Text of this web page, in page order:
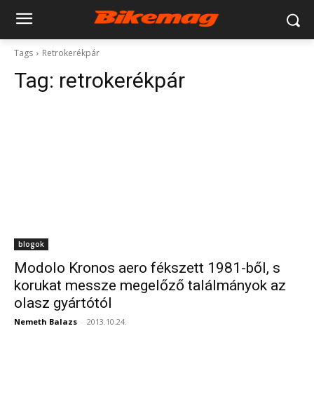
Tags Retrokerékpár
Tag: retrokerékpár
blogok
Modolo Kronos aero fékszett 1981-ből, s
korukat messze megelőző találmányok az
olasz gyártótól
Nemeth Balazs - 2013.10.24.